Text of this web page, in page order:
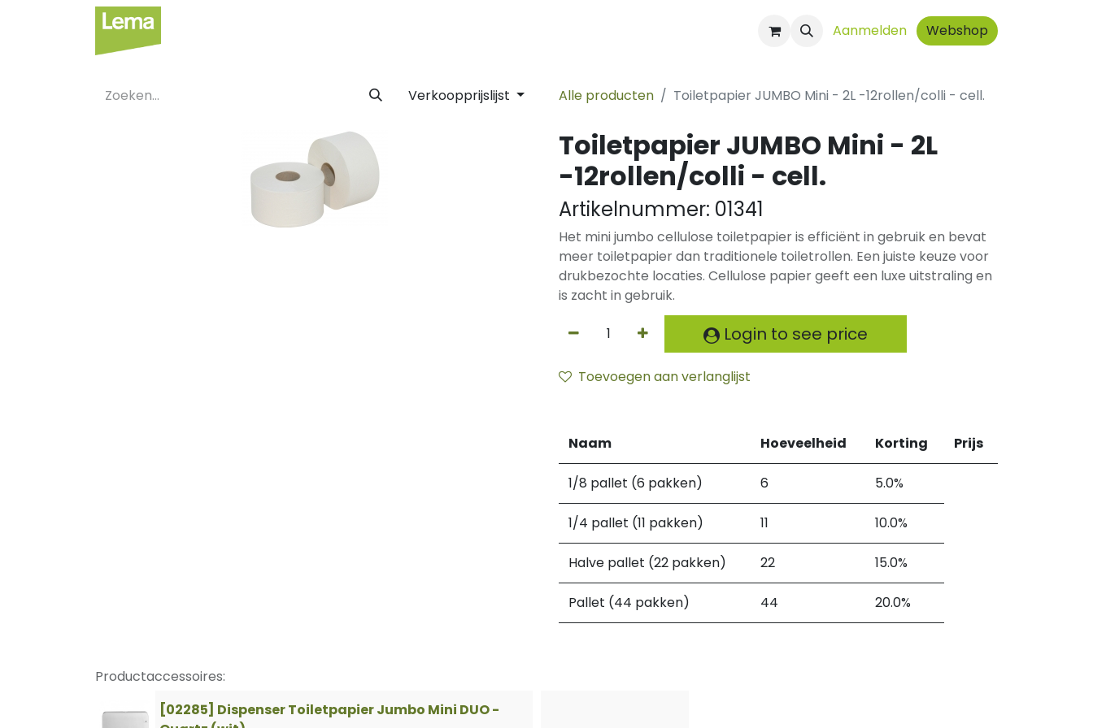
Aanmelden Webshop
Verkoopprijslijst Alle producten Toiletpapier JUMBO Mini - 2L -12rollen/colli - cell.
Toiletpapier JUMBO Mini - 2L
-12rollen/colli - cell.
Artikelnummer: 01341
Het mini jumbo cellulose toiletpapier is efficiënt in gebruik en bevat
meer toiletpapier dan traditionele toiletrollen. Een juiste keuze voor
drukbezochte locaties. Cellulose papier geeft een luxe uitstraling en
is zacht in gebruik.
Login to see price
Toevoegen aan verlanglijst
Naam Hoeveelheid Korting Prijs
1/8 pallet (6 pakken) 6 5.0%
1/4 pallet (11 pakken) 11 10.0%
Halve pallet (22 pakken) 22 15.0%
Pallet (44 pakken) 44 20.0%
Productaccessoires:
[02285] Dispenser Toiletpapier Jumbo Mini DUO -